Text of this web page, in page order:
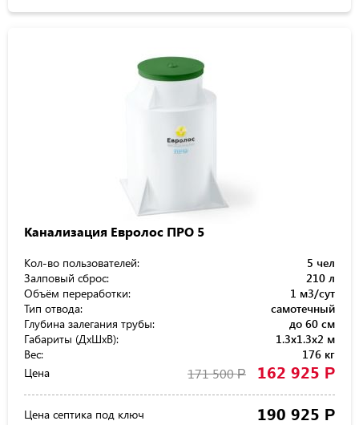
Канализация Евролос ПРО 5
Кол-во пользователей:
5 чел
Залповый сброс:
210 л
Объём переработки:
1 м3/сут
Тип отвода:
самотечный
Глубина залегания трубы:
до 60 см
Габариты (ДхШхВ):
1.3x1.3x2 м
Вес:
176 кг
Цена
171 500Р 162 925 Р
Цена септика под ключ 190 925 Р